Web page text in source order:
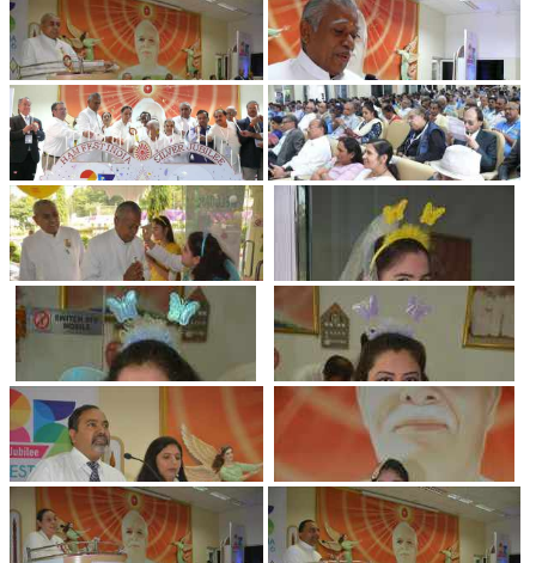
SPORTS WING
TRANSPORT & TRAVEL WING
WOMEN’S WING
YOUTH WING
ART & CULTURE WING
ADMINISTRATORS’ WING
BUSINESS & INDUSTRY WING
EDUCATION WING
JURISTS WING
ITWING
MEDIA WING
MEDICAL WING
POLITICIANS WING